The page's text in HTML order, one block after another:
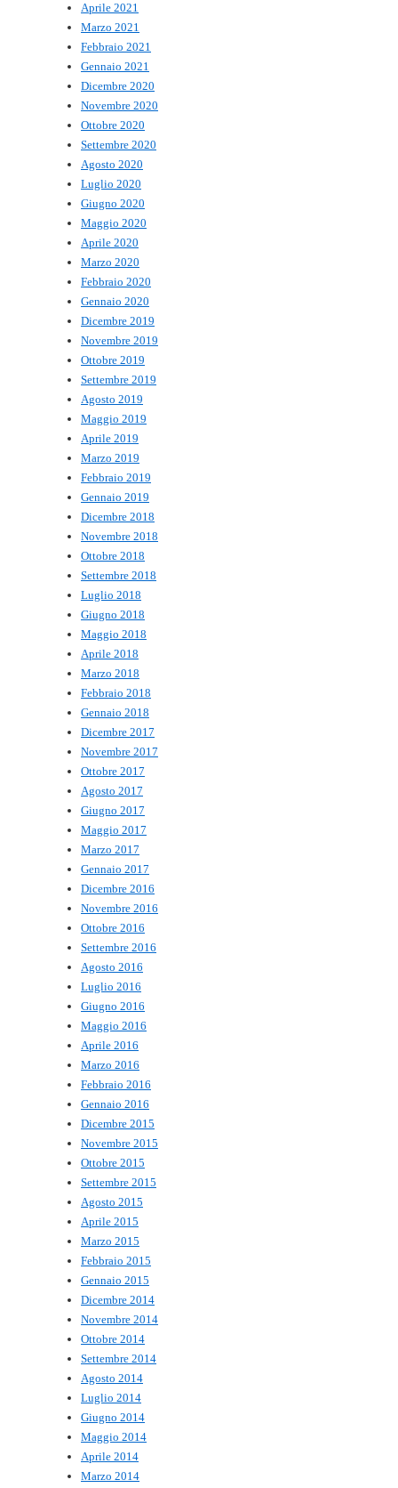
Aprile 2021
Marzo 2021
Febbraio 2021
Gennaio 2021
Dicembre 2020
Novembre 2020
Ottobre 2020
Settembre 2020
Agosto 2020
Luglio 2020
Giugno 2020
Maggio 2020
Aprile 2020
Marzo 2020
Febbraio 2020
Gennaio 2020
Dicembre 2019
Novembre 2019
Ottobre 2019
Settembre 2019
Agosto 2019
Maggio 2019
Aprile 2019
Marzo 2019
Febbraio 2019
Gennaio 2019
Dicembre 2018
Novembre 2018
Ottobre 2018
Settembre 2018
Luglio 2018
Giugno 2018
Maggio 2018
Aprile 2018
Marzo 2018
Febbraio 2018
Gennaio 2018
Dicembre 2017
Novembre 2017
Ottobre 2017
Agosto 2017
Giugno 2017
Maggio 2017
Marzo 2017
Gennaio 2017
Dicembre 2016
Novembre 2016
Ottobre 2016
Settembre 2016
Agosto 2016
Luglio 2016
Giugno 2016
Maggio 2016
Aprile 2016
Marzo 2016
Febbraio 2016
Gennaio 2016
Dicembre 2015
Novembre 2015
Ottobre 2015
Settembre 2015
Agosto 2015
Aprile 2015
Marzo 2015
Febbraio 2015
Gennaio 2015
Dicembre 2014
Novembre 2014
Ottobre 2014
Settembre 2014
Agosto 2014
Luglio 2014
Giugno 2014
Maggio 2014
Aprile 2014
Marzo 2014